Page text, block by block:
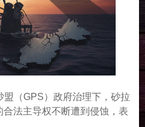
（GPS）政府治理下，砂拉
法主导权不断遭到侵蚀，表